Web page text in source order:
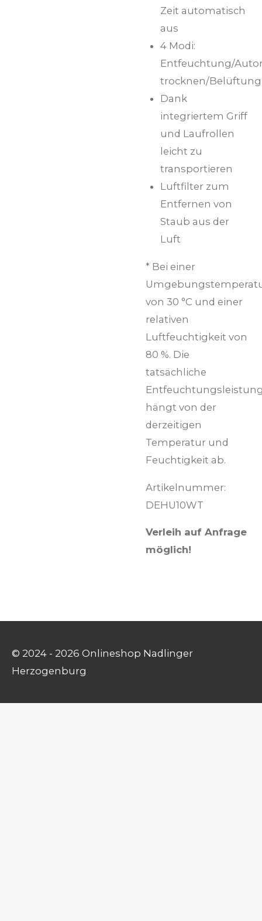
Zeit automatisch
aus
4 Modi:
Entfeuchtung/
trocknen/Belüftung
Dank
integriertem Griff
und Laufrollen
leicht zu
transportieren
Luftfilter zum
Entfernen von
Staub aus der
Luft
* Bei einer
von 30 °C und einer
relativen
Luftfeuchtigkeit von
80 %. Die
tatsächliche
hängt von der
derzeitigen
Temperatur und
Feuchtigkeit ab.
Artikelnummer:
DEHU10WT
Verleih auf Anfrage
möglich!
© 2024 - 2026 Onlineshop Nadlinger
Herzogenburg